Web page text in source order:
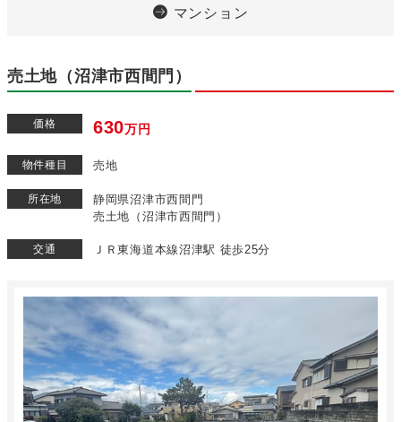
マンション
売土地（沼津市西間門）
価格 630万円
物件種目 売地
所在地
静岡県沼津市西間門
売土地（沼津市西間門）
交通 ＪＲ東海道本線沼津駅 徒歩25分